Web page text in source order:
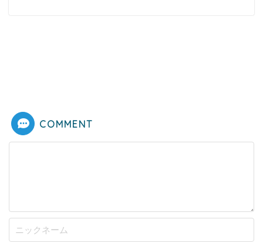
COMMENT